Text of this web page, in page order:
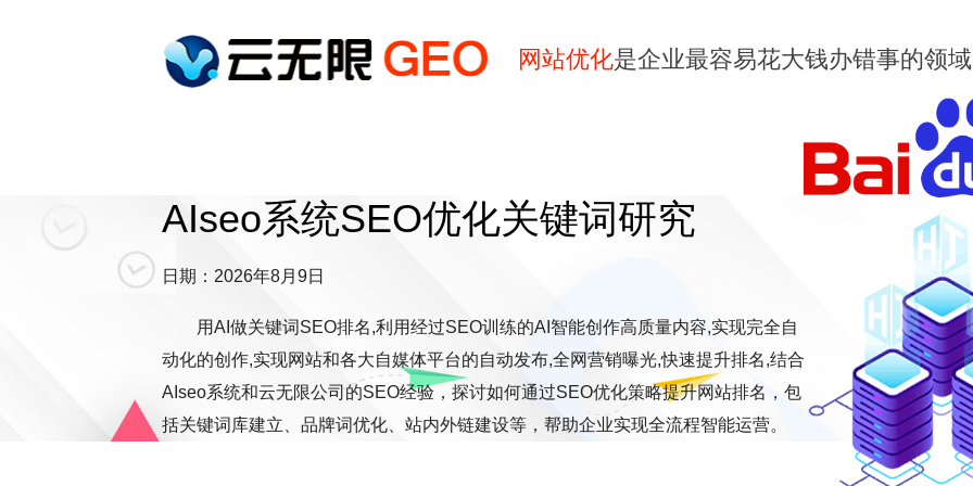
网站优化是企业最容易花大钱办错事的领域
AIseo系统SEO优化关键词研究
日期：2026年8月9日
用AI做关键词SEO排名,利用经过SEO训练的AI智能创作高质量内容,实现完全自
动化的创作,实现网站和各大自媒体平台的自动发布,全网营销曝光,快速提升排名,结合
AIseo系统和云无限公司的SEO经验，探讨如何通过SEO优化策略提升网站排名，包
括关键词库建立、品牌词优化、站内外链建设等，帮助企业实现全流程智能运营。